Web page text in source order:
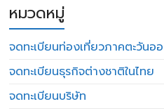
หมวดหมู่
จดทะเบียนท่องเที่ยวภาคตะวันอ
จดทะเบียนธุรกิจต่างชาติในไทย
จดทะเบียนบริษัท